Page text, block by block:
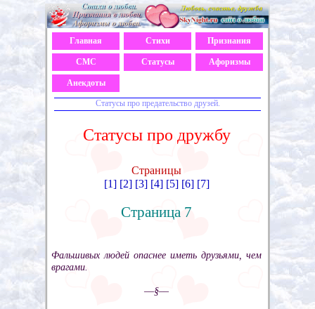
Главная Стихи Признания
СМС Статусы Афоризмы
Анекдоты
Статусы про предательство друзей.
Статусы про дружбу
Страницы
[1] [2] [3] [4] [5] [6] [7]
Страница 7
Фальшивых людей опаснее иметь друзьями, чем
врагами.
––§––